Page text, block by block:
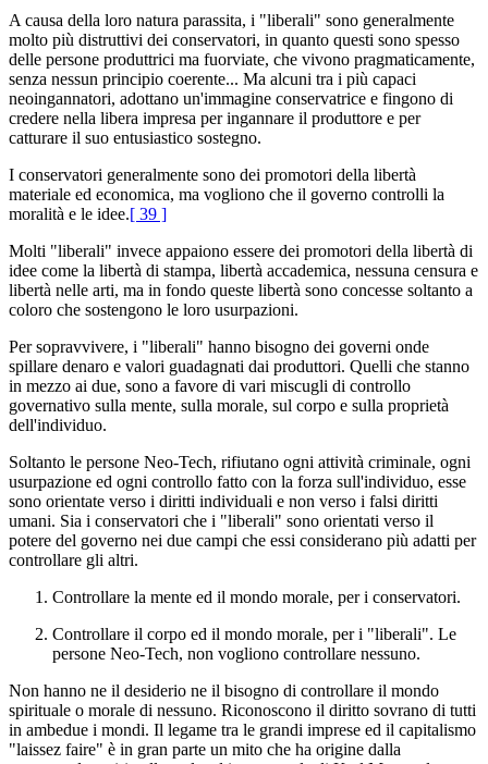
A causa della loro natura parassita, i "liberali" sono generalmente
molto più distruttivi dei conservatori, in quanto questi sono spesso
delle persone produttrici ma fuorviate, che vivono pragmaticamente,
senza nessun principio coerente... Ma alcuni tra i più capaci
neoingannatori, adottano un'immagine conservatrice e fingono di
credere nella libera impresa per ingannare il produttore e per
catturare il suo entusiastico sostegno.
I conservatori generalmente sono dei promotori della libertà
materiale ed economica, ma vogliono che il governo controlli la
moralità e le idee.[ 39 ]
Molti "liberali" invece appaiono essere dei promotori della libertà di
idee come la libertà di stampa, libertà accademica, nessuna censura e
libertà nelle arti, ma in fondo queste libertà sono concesse soltanto a
coloro che sostengono le loro usurpazioni.
Per sopravvivere, i "liberali" hanno bisogno dei governi onde
spillare denaro e valori guadagnati dai produttori. Quelli che stanno
in mezzo ai due, sono a favore di vari miscugli di controllo
governativo sulla mente, sulla morale, sul corpo e sulla proprietà
dell'individuo.
Soltanto le persone Neo-Tech, rifiutano ogni attività criminale, ogni
usurpazione ed ogni controllo fatto con la forza sull'individuo, esse
sono orientate verso i diritti individuali e non verso i falsi diritti
umani. Sia i conservatori che i "liberali" sono orientati verso il
potere del governo nei due campi che essi considerano più adatti per
controllare gli altri.
Controllare la mente ed il mondo morale, per i conservatori.
Controllare il corpo ed il mondo morale, per i "liberali". Le
persone Neo-Tech, non vogliono controllare nessuno.
Non hanno ne il desiderio ne il bisogno di controllare il mondo
spirituale o morale di nessuno. Riconoscono il diritto sovrano di tutti
in ambedue i mondi. Il legame tra le grandi imprese ed il capitalismo
"laissez faire" è in gran parte un mito che ha origine dalla